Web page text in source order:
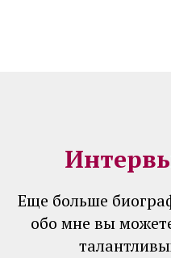
Еще больше
обо мне вы